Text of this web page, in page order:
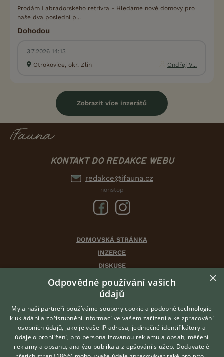
Prodám Labradorského retrívra - Hledáme nové domovy pro
naše dva poslední p...
Dohodou
3.7.2026 14:13
Otrokovice, okr. Zlín
Ondřej V...
Zobrazit více inzerátů
KONTAKT DO REDAKCE WEBU
redakce@ifauna.cz
nonstop
DOMOVSKÁ STRÁNKA
INZERCE
DISKUSE
ČLÁNKY
CHOVATELSKÉ STANICE
VÝBĚR VHODNÉHO PLEMENE
O nás
×
Odpovědné používání vašich
údajů
My a naši partneři používáme soubory cookie a podobné technologie
k ukládání a zpřístupnění informací ve vašem zařízení a ke zpracování
osobních údajů, jako je vaše IP adresa, jedinečné identifikátory a
údaje o prohlížení, pro personalizovanou reklamu a obsah, měření
reklamy a obsahu, analýzu publika a zlepšování služeb. Dodavatelé